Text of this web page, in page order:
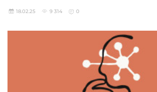
18.02.25 9 314 0